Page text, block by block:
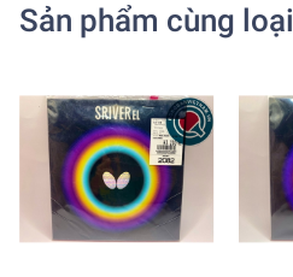
Sản phẩm cùng loại